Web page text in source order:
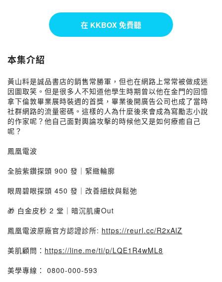
在 KKBOX 免費聽
本集介紹
黃山料是誠品書店的銷售常勝軍，但也在網路上常常被做成迷
因圖取笑。但是很多人不知道他學生時期曾以他在金門的回憶
拿下倫敦畢業展時裝週的首獎，畢業後開廣告公司也成了當時
社群網路的流量密碼。這樣的人為什麼後來會成為寫勵志小說
的作家呢？他自己面對輿論攻擊的時候他又是如何療癒自己
呢？
鳳凰電波
全臉紫鑽探頭 900 發｜緊緻輪廓
眼周碧眼探頭 450 發｜改善細紋與鬆弛
🎁 白金皮秒 2 堂｜暗沉肌膚Out
鳳凰電波原廠官方認證診所: https://reurl.cc/R2xAlZ
美肌顧問： https://line.me/ti/p/LQE1R4wML8
美學專線： 0800-000-593